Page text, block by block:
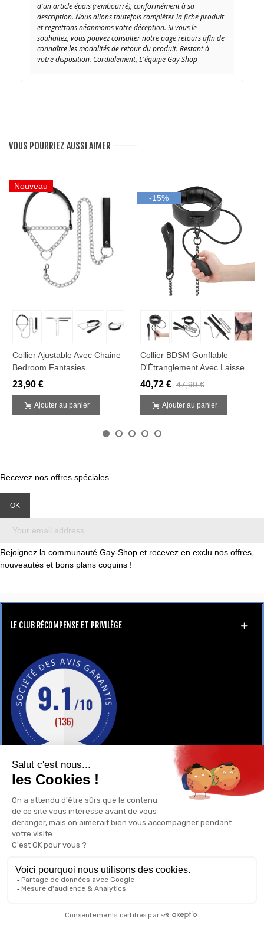
d'un article épais (rembourré), conformément à sa
description. Nous allons toutefois compléter la fiche produit
et regrettons néanmoins votre déception. Si vous le
souhaitez, vous pouvez consulter notre page retours afin de
connaître les modalités de retour du produit. Restant à
votre disposition. Cordialement, L'équipe Gay Shop
VOUS POURRIEZ AUSSI AIMER
Nouveau
Collier Ajustable Avec Chaine
Bedroom Fantasies
23,90 €
Ajouter au panier
-15%
Collier BDSM Gonflable
D'Étranglement Avec Laisse
40,72 € 47,90 €
Ajouter au panier
Recevez nos offres spéciales
Rejoignez la communauté Gay-Shop et recevez en exclu nos offres,
nouveautés et bons plans coquins !
LE CLUB RÉCOMPENSE ET PRIVILÈGE
UN RENSEIGNEMENT ?
POURQUOI ACHETER CHEZ NOUS ?